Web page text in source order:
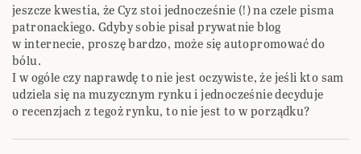
jeszcze kwestia, że Cyz stoi jednocześnie (!) na czele pisma
patronackiego. Gdyby sobie pisał prywatnie blog
w internecie, proszę bardzo, może się autopromować do
bólu.
I w ogóle czy naprawdę to nie jest oczywiste, że jeśli kto sam
udziela się na muzycznym rynku i jednocześnie decyduje
o recenzjach z tegoż rynku, to nie jest to w porządku?